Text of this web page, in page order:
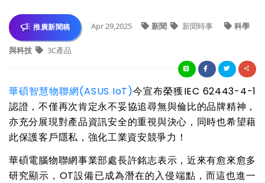
推廣新聞稿 Apr 29,2025 新聞 新聞時事 科學
與科技 3C產品
華碩智慧物聯網(ASUS IoT)今宣布榮獲IEC 62443-4-1
認證，不僅再次肯定永不妥協追尋無與倫比的品牌精神，
亦充分展現對產品資訊安全的重視與決心，同時也希望藉
此保護客戶隱私，強化工業資安競爭力！
華碩電腦物聯網事業部處長許銘志表示，近來有愈來愈多
研究顯示，OT設備已成為潛在的入侵端點，而這也進一